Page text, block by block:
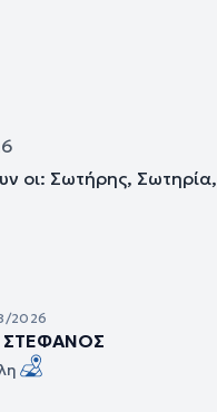
οι: Σωτήρης, Σωτηρία,
2026